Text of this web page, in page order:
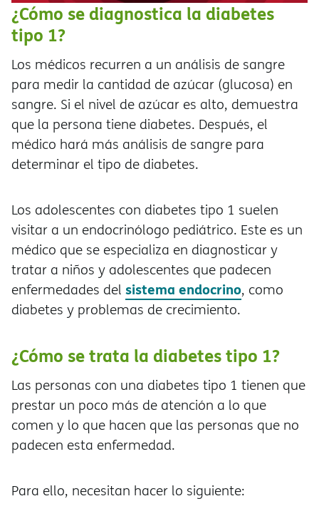
¿Cómo se diagnostica la diabetes
tipo 1?
Los médicos recurren a un análisis de sangre
para medir la cantidad de azúcar (glucosa) en
sangre. Si el nivel de azúcar es alto, demuestra
que la persona tiene diabetes. Después, el
médico hará más análisis de sangre para
determinar el tipo de diabetes.
Los adolescentes con diabetes tipo 1 suelen
visitar a un endocrinólogo pediátrico. Este es un
médico que se especializa en diagnosticar y
tratar a niños y adolescentes que padecen
enfermedades del sistema endocrino, como
diabetes y problemas de crecimiento.
¿Cómo se trata la diabetes tipo 1?
Las personas con una diabetes tipo 1 tienen que
prestar un poco más de atención a lo que
comen y lo que hacen que las personas que no
padecen esta enfermedad.
Para ello, necesitan hacer lo siguiente: